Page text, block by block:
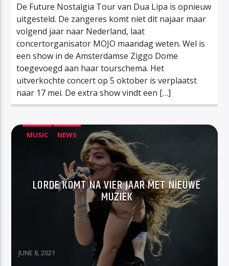
De Future Nostalgia Tour van Dua Lipa is opnieuw
uitgesteld. De zangeres komt niet dit najaar maar
volgend jaar naar Nederland, laat
concertorganisator MOJO maandag weten. Wel is
een show in de Amsterdamse Ziggo Dome
toegevoegd aan haar tourschema. Het
uitverkochte concert op 5 oktober is verplaatst
naar 17 mei. De extra show vindt een […]
MUSIC NEWS
LORDE KOMT NA VIER JAAR MET NIEUWE
MUZIEK
JUNE 8, 2021